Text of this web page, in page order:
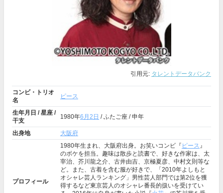
引用元: タレントデータバンク
コンビ・トリオ
名
ピース
生年月日 / 星座 /
干支
1980年6月2日 / ふたご座 / 申年
出身地 大阪府
プロフィール
1980年生まれ、大阪府出身。お笑いコンビ『 ピース』
のボケを担当。趣味は散歩と読書で、好きな作家は、太
宰治、芥川龍之介、古井由吉、京極夏彦、中村文則等な
ど。また、古着を含む服が好きで、「2010年よしもと
オシャレ芸人ランキング」男性芸人部門では第2位を獲
得するなど東京芸人のオシャレ番長的扱いを受けてい